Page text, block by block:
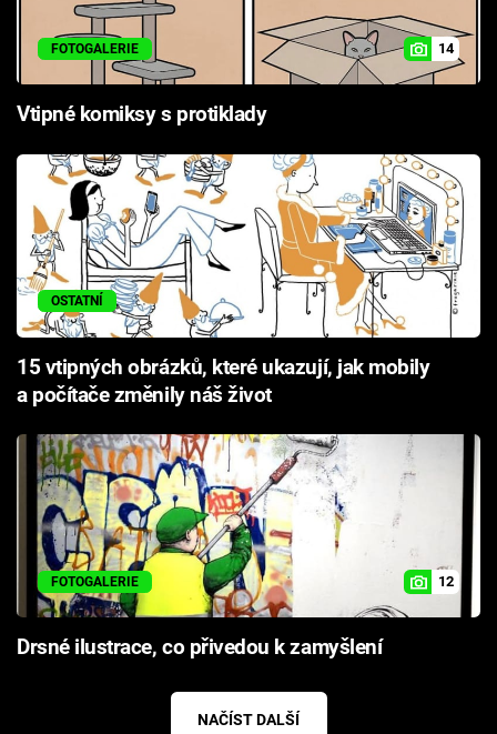
FOTOGALERIE 14
Vtipné komiksy s protiklady
OSTATNÍ
15 vtipných obrázků, které ukazují, jak mobily
a počítače změnily náš život
FOTOGALERIE 12
Drsné ilustrace, co přivedou k zamyšlení
NAČÍST DALŠÍ